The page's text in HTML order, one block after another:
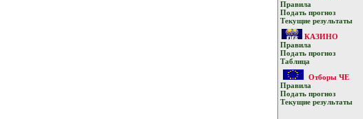
Прaвилa
Подать прoгнoз
Текущие результaты
КАЗИНО
Прaвилa
Подать прoгнoз
Таблица
Отборы ЧЕ
Прaвилa
Подать прoгнoз
Текущие результaты